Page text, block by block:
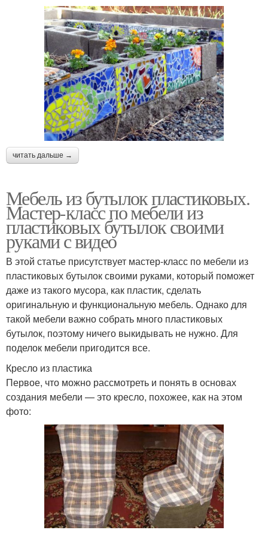
читать дальше →
Мебель из бутылок пластиковых.
Мастер-класс по мебели из
пластиковых бутылок своими
руками с видео
В этой статье присутствует мастер-класс по мебели из
пластиковых бутылок своими руками, который поможет
даже из такого мусора, как пластик, сделать
оригинальную и функциональную мебель. Однако для
такой мебели важно собрать много пластиковых
бутылок, поэтому ничего выкидывать не нужно. Для
поделок мебели пригодится все.
Кресло из пластика
Первое, что можно рассмотреть и понять в основах
создания мебели — это кресло, похожее, как на этом
фото: